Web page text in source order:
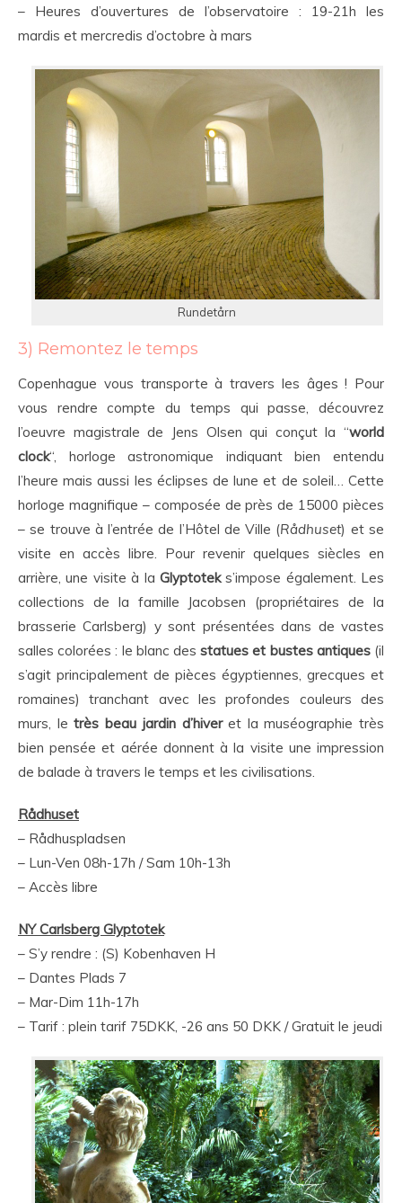
– Heures d’ouvertures de l’observatoire : 19-21h les
mardis et mercredis d’octobre à mars
Rundetårn
3) Remontez le temps
Copenhague vous transporte à travers les âges ! Pour
vous rendre compte du temps qui passe, découvrez
l’oeuvre magistrale de Jens Olsen qui conçut la “world
clock“, horloge astronomique indiquant bien entendu
l’heure mais aussi les éclipses de lune et de soleil… Cette
horloge magnifique – composée de près de 15000 pièces
– se trouve à l’entrée de l’Hôtel de Ville (Rådhuset) et se
visite en accès libre. Pour revenir quelques siècles en
arrière, une visite à la Glyptoteks’impose également. Les
collections de la famille Jacobsen (propriétaires de la
brasserie Carlsberg) y sont présentées dans de vastes
salles colorées : le blanc desstatues et bustes antiques(il
s’agit principalement de pièces égyptiennes, grecques et
romaines) tranchant avec les profondes couleurs des
murs, letrès beau jardin d’hiveret la muséographie très
bien pensée et aérée donnent à la visite une impression
de balade à travers le temps et les civilisations.
Rådhuset
– Rådhuspladsen
– Lun-Ven 08h-17h / Sam 10h-13h
– Accès libre
NY Carlsberg Glyptotek
– S’y rendre : (S) Kobenhaven H
– Dantes Plads 7
– Mar-Dim 11h-17h
– Tarif : plein tarif 75DKK, -26 ans 50 DKK / Gratuit le jeudi